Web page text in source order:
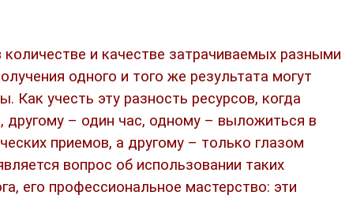
и качестве затрачиваемых разными
одного и того же результата могут
Как учесть эту разность ресурсов, когда
другому – один час, одному – выложиться в
приемов, а другому – только глазом
вопрос об использовании таких
его профессиональное мастерство: эти